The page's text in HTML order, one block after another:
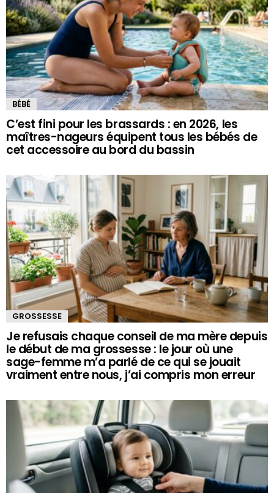
BÉBÉ
C’est fini pour les brassards : en 2026, les
maîtres-nageurs équipent tous les bébés de
cet accessoire au bord du bassin
GROSSESSE
Je refusais chaque conseil de ma mère depuis
le début de ma grossesse : le jour où une
sage-femme m’a parlé de ce qui se jouait
vraiment entre nous, j’ai compris mon erreur